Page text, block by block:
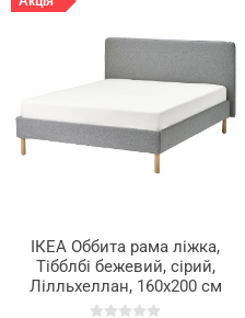
ІКЕА Оббита рама ліжка,
Тібблбі бежевий, сірий,
Лілльхеллан, 160x200 см
TÄRNKULLEN, 896.277.67